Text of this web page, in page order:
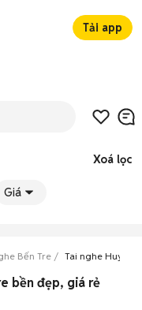
Tải app
Xoá lọc
Giá
Bến Tre Tai nghe Huyện
bền đẹp, giá rẻ